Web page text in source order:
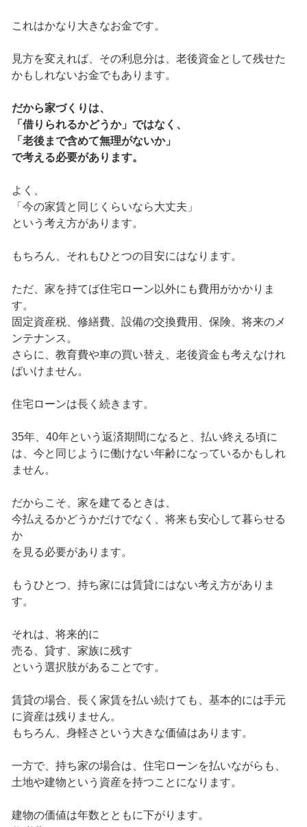
これはかなり大きなお金です。
見方を変えれば、その利息分は、老後資金として残せた
かもしれないお金でもあります。
だから家づくりは、
「借りられるかどうか」ではなく、
「老後まで含めて無理がないか」
で考える必要があります。
よく、
「今の家賃と同じくらいなら大丈夫」
という考え方があります。
もちろん、それもひとつの目安にはなります。
ただ、家を持てば住宅ローン以外にも費用がかかりま
す。
固定資産税、修繕費、設備の交換費用、保険、将来のメ
ンテナンス。
さらに、教育費や車の買い替え、老後資金も考えなけれ
ばいけません。
住宅ローンは長く続きます。
35年、40年という返済期間になると、払い終える頃に
は、今と同じように働けない年齢になっているかもしれ
ません。
だからこそ、家を建てるときは、
今払えるかどうかだけでなく、将来も安心して暮らせる
か
を見る必要があります。
もうひとつ、持ち家には賃貸にはない考え方がありま
す。
それは、将来的に
売る、貸す、家族に残す
という選択肢があることです。
賃貸の場合、長く家賃を払い続けても、基本的には手元
に資産は残りません。
もちろん、身軽さという大きな価値はあります。
一方で、持ち家の場合は、住宅ローンを払いながらも、
土地や建物という資産を持つことになります。
建物の価値は年数とともに下がります。